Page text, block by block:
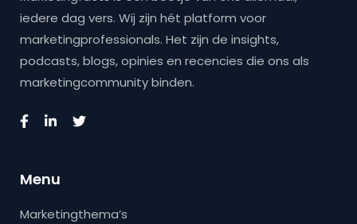
iedere dag vers. Wij zijn hét platform voor
marketingprofessionals. Het zijn de insights,
podcasts, blogs, opinies en recencies die ons als
marketingcommunity binden.
Menu
Marketingthema’s